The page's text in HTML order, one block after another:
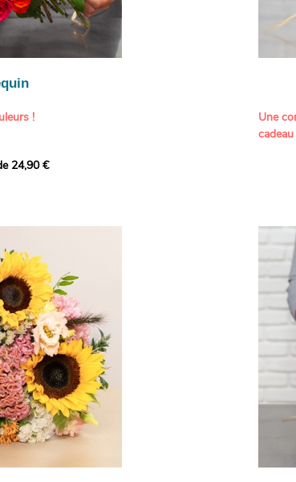
!
garanti. Un
Calypso', connues
teintes
de
dans un bouquet de
de roses roses,
structurer
joyeux et coloré
24,90 €
Une
un
les
entre